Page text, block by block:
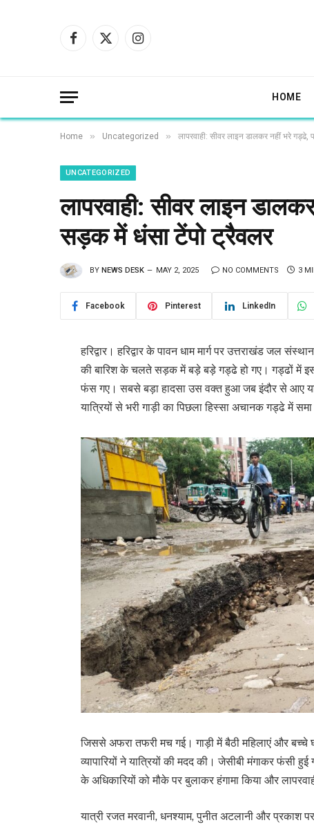
Facebook
X
Instagram
HOME
Home » Uncategorized » लापरवाही: सीवर लाइन डालकर नहीं भरे
UNCATEGORIZED
लापरवाही: सीवर लाइन
सड़क में धंसा टेंपो ट्रैवलर
BY NEWS DESK MAY 2, 2025 NO COMMENTS 3
Facebook Pinterest LinkedIn
हरिद्वार। हरिद्वार के पावन धाम मार्ग पर उत्तराखंड जल
की बारिश के चलते सड़क में बड़े बड़े गड्ढे हो गए। गड्ढों में इस
फंस गए। सबसे बड़ा हादसा उस वक्त हुआ जब इंदौर से आए
यात्रियों से भरी गाड़ी का पिछला हिस्सा अचानक गड्ढे में समा
जिससे अफरा तफरी मच गई। गाड़ी में बैठी महिलाएं और
व्यापारियों ने यात्रियों की मदद की। जेसीबी मंगाकर फंसी
के अधिकारियों को मौके पर बुलाकर हंगामा किया और
यात्री रजत मरवानी, धनश्याम, पुनीत अटलानी और प्रकाश